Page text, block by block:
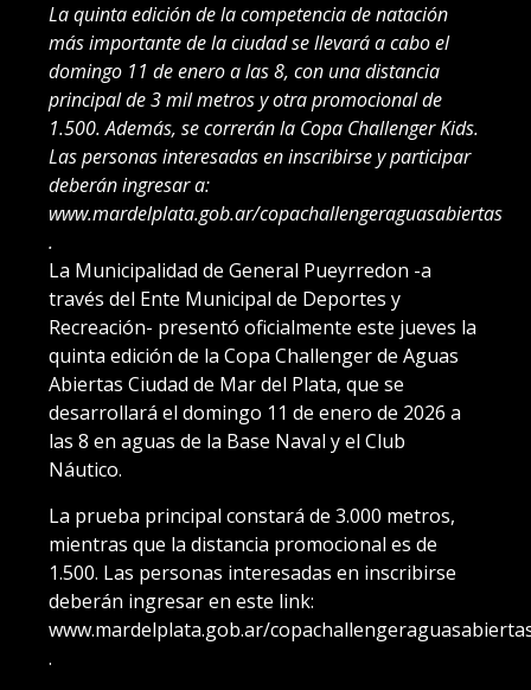
La quinta edición de la competencia de natación
más importante de la ciudad se llevará a cabo el
domingo 11 de enero a las 8, con una distancia
principal de 3 mil metros y otra promocional de
1.500. Además, se correrán la Copa Challenger Kids.
Las personas interesadas en inscribirse y participar
deberán ingresar a:
www.mardelplata.gob.ar/copachallengeraguasabiertas
.
La Municipalidad de General Pueyrredon -a
través del Ente Municipal de Deportes y
Recreación- presentó oficialmente este jueves la
quinta edición de la Copa Challenger de Aguas
Abiertas Ciudad de Mar del Plata, que se
desarrollará el domingo 11 de enero de 2026 a
las 8 en aguas de la Base Naval y el Club
Náutico.
La prueba principal constará de 3.000 metros,
mientras que la distancia promocional es de
1.500. Las personas interesadas en inscribirse
deberán ingresar en este link:
www.mardelplata.gob.ar/
.